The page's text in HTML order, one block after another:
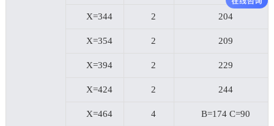
X=344 2 204
X=354 2 209
X=394 2 229
X=424 2 244
X=464 4 B=174 C=90